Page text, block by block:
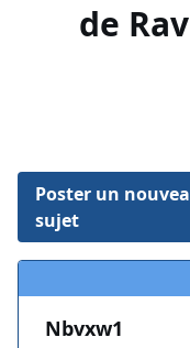
de
Poster un
sujet
Nbvxw1